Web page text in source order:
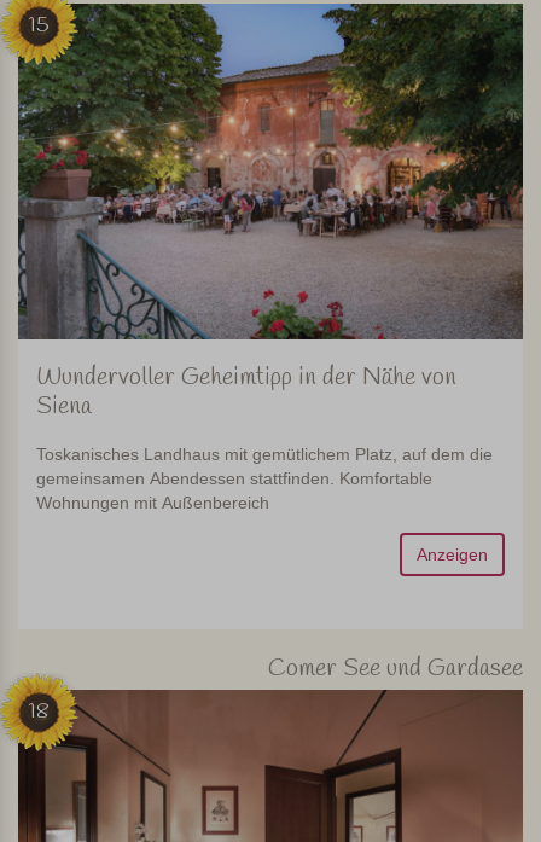
15
Wundervoller Geheimtipp in der Nähe von
Siena
Toskanisches Landhaus mit gemütlichem Platz, auf dem die
gemeinsamen Abendessen stattfinden. Komfortable
Wohnungen mit Außenbereich
Anzeigen
Comer See und Gardasee
18